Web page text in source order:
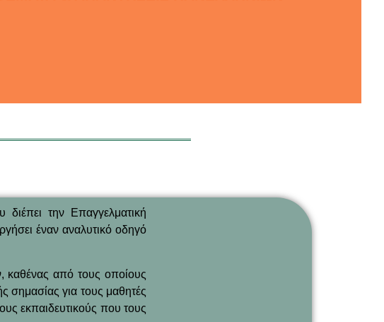
την Επαγγελματική
έναν αναλυτικό οδηγό
καθένας από τους οποίους
σημασίας για τους μαθητές
εκπαιδευτικούς που τους